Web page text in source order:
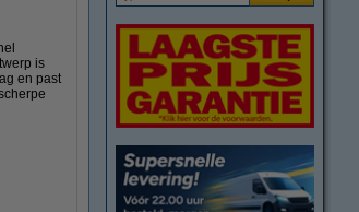
is
en past